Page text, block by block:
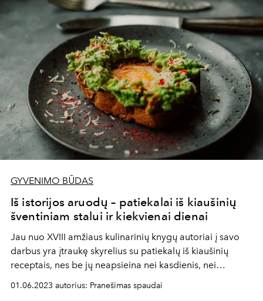
GYVENIMO BŪDAS
Iš istorijos aruodų – patiekalai iš kiaušinių
šventiniam stalui ir kiekvienai dienai
Jau nuo XVIII amžiaus kulinarinių knygų autoriai į savo
darbus yra įtraukę skyrelius su patiekalų iš kiaušinių
receptais, nes be jų neapsieina nei kasdienis, nei
01.06.2023 autorius: Pranešimas spaudai